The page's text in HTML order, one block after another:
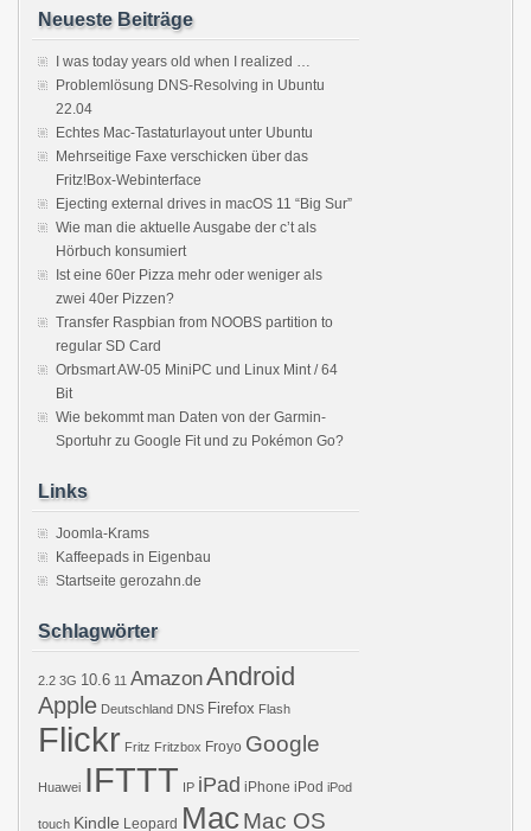
Neueste Beiträge
I was today years old when I realized …
Problemlösung DNS-Resolving in Ubuntu
22.04
Echtes Mac-Tastaturlayout unter Ubuntu
Mehrseitige Faxe verschicken über das
Fritz!Box-Webinterface
Ejecting external drives in macOS 11 “Big Sur”
Wie man die aktuelle Ausgabe der c’t als
Hörbuch konsumiert
Ist eine 60er Pizza mehr oder weniger als
zwei 40er Pizzen?
Transfer Raspbian from NOOBS partition to
regular SD Card
Orbsmart AW-05 MiniPC und Linux Mint / 64
Bit
Wie bekommt man Daten von der Garmin-
Sportuhr zu Google Fit und zu Pokémon Go?
Links
Joomla-Krams
Kaffeepads in Eigenbau
Startseite gerozahn.de
Schlagwörter
2.2 3G 10.6 11 AmazonAndroid
Apple Deutschland DNS Firefox Flash
Flickr Fritz Fritzbox Froyo Google
Huawei IFTTT IP iPad iPhone iPod iPod
touch Kindle Leopard MacMac OS